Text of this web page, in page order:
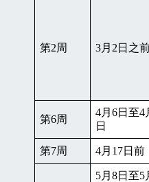
第2周 3月 2 日之
第6周
4月 6日至4
日
第7周 4月 17日前
5月 8日至5